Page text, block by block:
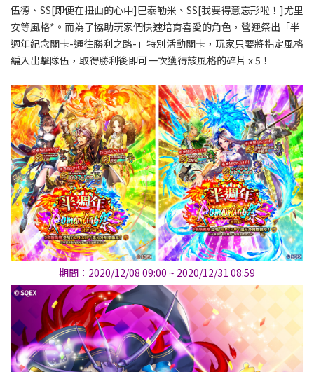
伍德、SS[即便在扭曲的心中]巴泰勒米、SS[我要得意忘形啦！]尤里
安等風格*。而為了協助玩家們快速培育喜愛的角色，營運祭出「半
週年紀念關卡-通往勝利之路-」特別活動關卡，玩家只要將指定風格
編入出擊隊伍，取得勝利後即可一次獲得該風格的碎片 x 5！
期間：2020/12/08 09:00 ~ 2020/12/31 08:59